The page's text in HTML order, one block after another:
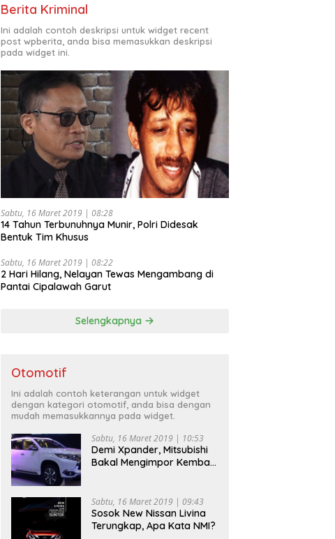
Berita Kriminal
Ini adalah contoh deskripsi untuk widget recent
post wpberita, anda bisa memasukkan deskripsi
pada widget ini.
Sabtu, 16 Maret 2019 | 08:28
14 Tahun Terbunuhnya Munir, Polri Didesak
Bentuk Tim Khusus
Sabtu, 16 Maret 2019 | 08:22
2 Hari Hilang, Nelayan Tewas Mengambang di
Pantai Cipalawah Garut
Selengkapnya
Otomotif
Ini adalah contoh keterangan untuk widget
dengan kategori otomotif, anda bisa dengan
mudah memasukkannya pada widget.
Sabtu, 16 Maret 2019 | 10:53
Demi Xpander, Mitsubishi
Bakal Mengimpor Kembali
Sabtu, 16 Maret 2019 | 09:43
Sosok New Nissan Livina
Terungkap, Apa Kata NMI?